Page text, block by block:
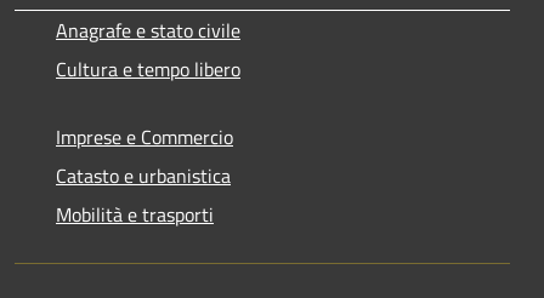
Anagrafe e stato civile
Cultura e tempo libero
Imprese e Commercio
Catasto e urbanistica
Mobilità e trasporti